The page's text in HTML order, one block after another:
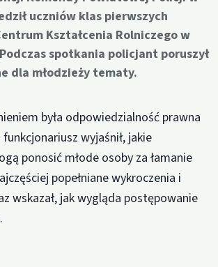
uczniów klas pierwszych
Kształcenia Rolniczego w
spotkania policjant poruszył
dla młodzieży tematy.
była odpowiedzialność prawna
wyjaśnił, jakie
ponosić młode osoby za łamanie
popełniane wykroczenia i
wskazał, jak wygląda postępowanie